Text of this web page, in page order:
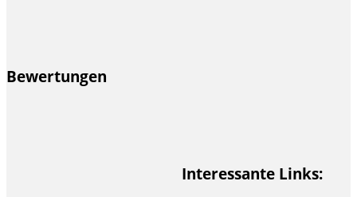
Bewertungen
Interessante Links: